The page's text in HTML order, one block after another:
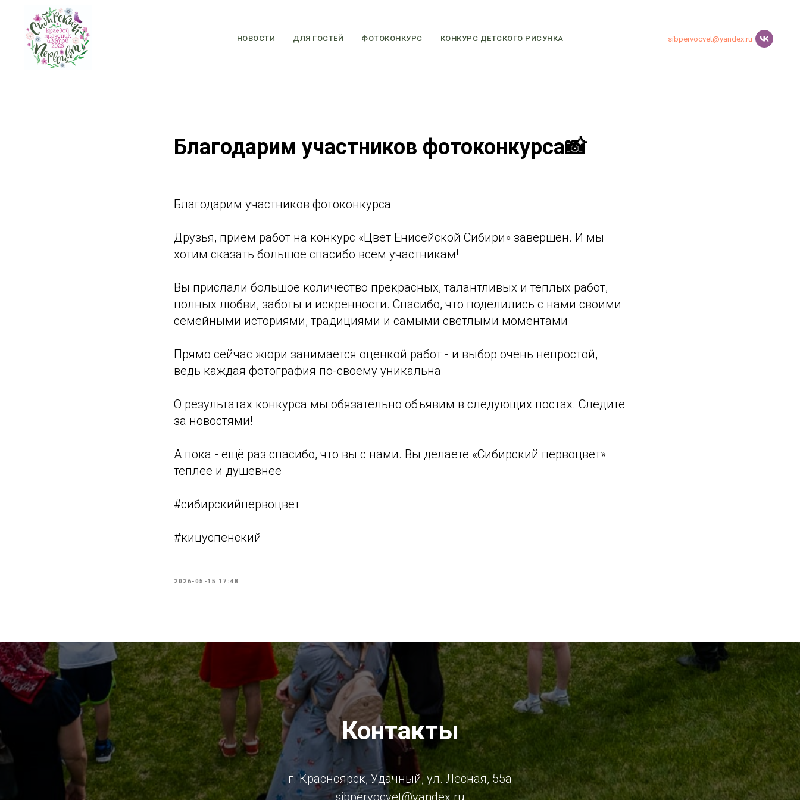
НОВОСТИ ДЛЯ ГОСТЕЙ ФОТОКОНКУРС КОНКУРС ДЕТСКОГО РИСУНКА sibpervocvet@yandex.ru
Благодарим участников фотоконкурса📸
Благодарим участников фотоконкурса
Друзья, приём работ на конкурс «Цвет Енисейской Сибири» завершён. И мы
хотим сказать большое спасибо всем участникам!
Вы прислали большое количество прекрасных, талантливых и тёплых работ,
полных любви, заботы и искренности. Спасибо, что поделились с нами своими
семейными историями, традициями и самыми светлыми моментами
Прямо сейчас жюри занимается оценкой работ - и выбор очень непростой,
ведь каждая фотография по-своему уникальна
О результатах конкурса мы обязательно объявим в следующих постах. Следите
за новостями!
А пока - ещё раз спасибо, что вы с нами. Вы делаете «Сибирский первоцвет»
теплее и душевнее
#сибирскийпервоцвет
#кицуспенский
2026-05-15 17:48
Контакты
г. Красноярск, Удачный, ул. Лесная, 55а
sibpervocvet@yandex.ru